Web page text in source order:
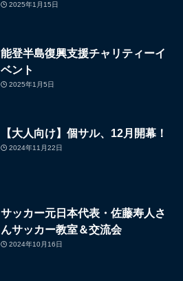
2025年1月15日
能登半島復興支援チャリティーイ
ベント
2025年1月5日
【大人向け】個サル、12月開幕！
2024年11月22日
サッカー元日本代表・佐藤寿人さ
んサッカー教室＆交流会
2024年10月16日